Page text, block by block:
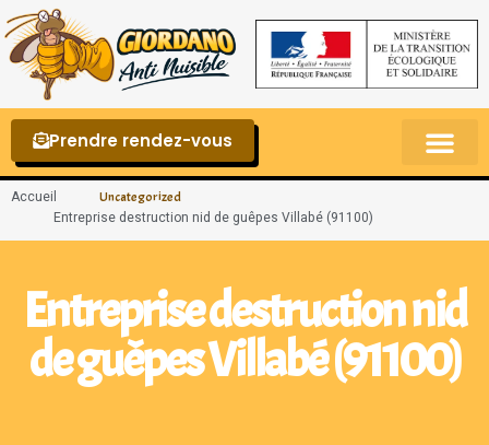
Prendre rendez-vous
Accueil Uncategorized
Entreprise destruction nid de guêpes Villabé (91100)
Entreprise destruction nid
de guêpes Villabé (91100)